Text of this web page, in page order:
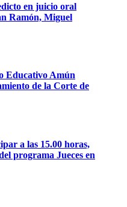
en juicio oral
Ramón, Miguel
Educativo Amún
de la Corte de
a las 15.00 horas,
programa Jueces en